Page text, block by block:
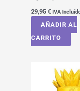
29,95 € IVA
AÑADIR AL
CARRITO